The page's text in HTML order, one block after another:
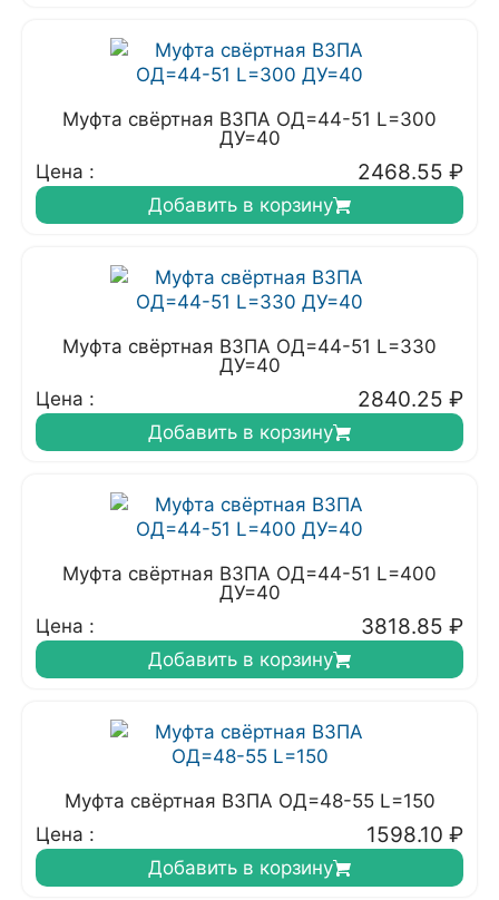
Муфта свёртная ВЗПА ОД=44-51 L=300
ДУ=40
Цена :
2468.55 ₽
Добавить в корзину
Муфта свёртная ВЗПА ОД=44-51 L=330
ДУ=40
Цена :
2840.25 ₽
Добавить в корзину
Муфта свёртная ВЗПА ОД=44-51 L=400
ДУ=40
Цена :
3818.85 ₽
Добавить в корзину
Муфта свёртная ВЗПА ОД=48-55 L=150
Цена :
1598.10 ₽
Добавить в корзину